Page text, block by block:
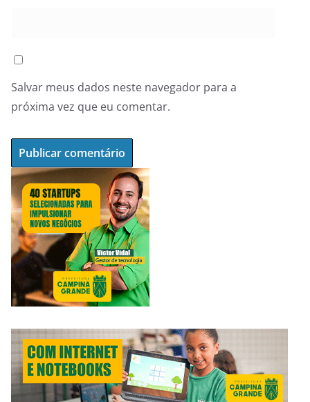
Salvar meus dados neste navegador para a
próxima vez que eu comentar.